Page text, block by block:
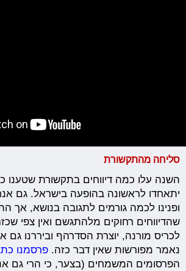
סליחה מהתקשורת
השנה עלו כמה דיווחים בתקשורת שטענו
יתאחדו לראשונה בהופעה בישראל. גם
ופנינו לכמה גורמים לתגובה בנושא, אך
שהדיווחים רחוקים מלהתגשם ואין צפי
לכריס מורנה, יוצרת הסדרהף וביררנו
נאמר מפורשות שאין דבר כזה.פרסמנו
הפרסומים המשמחים (בצער, כי הרי גם